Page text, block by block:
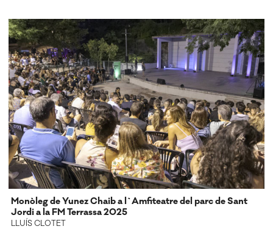
Monòleg de Yunez Chaib a l`Amfiteatre del parc de Sant
Jordi a la FM Terrassa 2025
LLUÍS CLOTET